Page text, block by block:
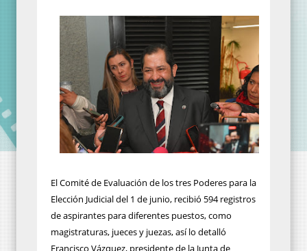
El Comité de Evaluación de los tres Poderes para la
Elección Judicial del 1 de junio, recibió 594 registros
de aspirantes para diferentes puestos, como
magistraturas, jueces y juezas, así lo detalló
Francisco Vázquez, presidente de la Junta de